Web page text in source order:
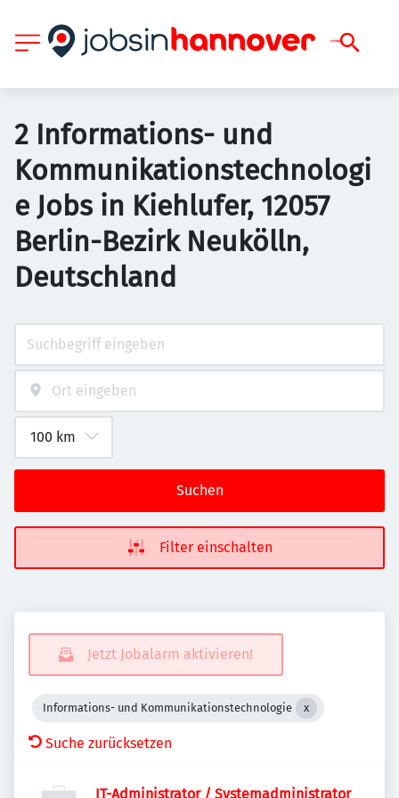
2 Informations- und
Kommunikationstechnologi
e Jobs in Kiehlufer, 12057
Berlin-Bezirk Neukölln,
Deutschland
Suchen
Filter einschalten
Jetzt Jobalarm aktivieren!
Informations- und Kommunikationstechnologie
Suche zurücksetzen
IT-Administrator / Systemadministrator